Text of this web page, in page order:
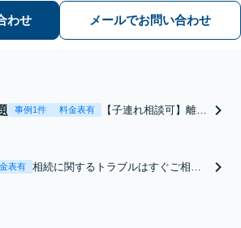
【24時間受付】【ビデオ面談可】
わせ メールでお問い合わせ
事例1件 料金表有
【子連れ相談可】離婚
に寄り添ったご提案を
表有
相続に関するトラブルはすぐご相談